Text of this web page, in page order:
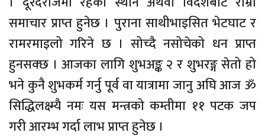
समाचार प्राप्त हुनेछ । पुराना साथीभाइसित भेटघाट र
रामरमाइलो गरिने छ । सोच्दै नसोचेको धन प्राप्त
हुनसक्छ । आजका लागि शुभअङ्क २ र शुभरङ्ग सेतो हो
भने कुनै शुभकर्म गर्नु पूर्व वा यात्रामा जानु अघि आज ॐ
सिद्धिलक्ष्म्यै नमः यस मन्त्रको कम्तीमा ११ पटक जप
गरी आरम्भ गर्दा लाभ प्राप्त हुनेछ ।